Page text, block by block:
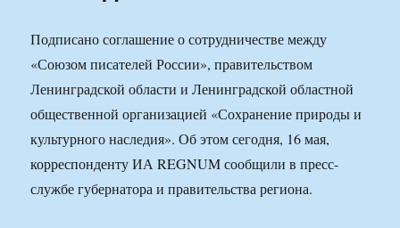
Подписано соглашение о сотрудничестве между
«Союзом писателей России», правительством
Ленинградской области и Ленинградской областной
общественной организацией «Сохранение природы и
культурного наследия». Об этом сегодня, 16 мая,
корреспонденту ИА REGNUM сообщили в пресс-
службе губернатора и правительства региона.